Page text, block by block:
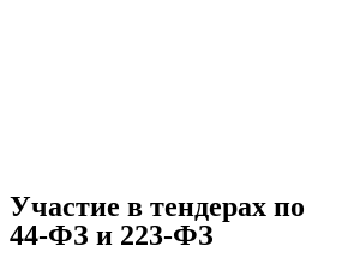
Участие в тендерах по
44-ФЗ и 223-ФЗ